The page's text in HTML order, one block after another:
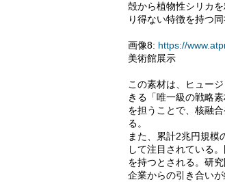
殻から植物性シリカ
り得ない特徴を持つ
画像8: https://
美術館展示
この素材は、ヒュー
きる「唯一級の戦略
を担うことで、核融
る。
また、累計2兆円規模
して注目されている
を持つとされる。研
企業からの引き合い